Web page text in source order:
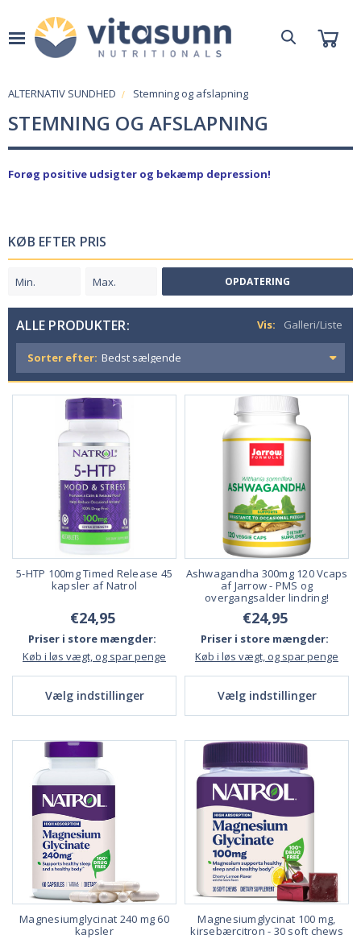
ALTERNATIV SUNDHED Stemning og afslapning
STEMNING OG AFSLAPNING
Forøg positive udsigter og bekæmp depression!
KØB EFTER PRIS
OPDATERING
ALLE PRODUKTER: Vis: Galleri/Liste
Sorter efter:
5-HTP 100mg Timed Release 45
kapsler af Natrol
€24,95
Priser i store mængder:
Køb i løs vægt, og spar penge
Vælg indstillinger
Ashwagandha 300mg 120 Vcaps
af Jarrow - PMS og
overgangsalder lindring!
€24,95
Priser i store mængder:
Køb i løs vægt, og spar penge
Vælg indstillinger
Magnesiumglycinat 240 mg 60
kapsler
Magnesiumglycinat 100 mg,
kirsebærcitron - 30 soft chews